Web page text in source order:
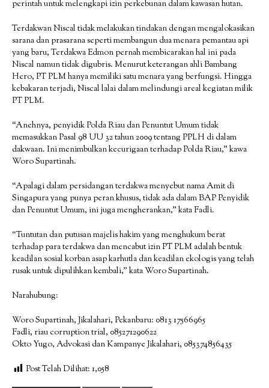
perintah untuk melengkapi izin perkebunan dalam kawasan hutan.
Terdakwan Niscal tidak melakukan tindakan dengan mengalokasikan
sarana dan prasarana seperti membangun dua menara pemantau api
yang baru, Terdakwa Edmon pernah membicarakan hal ini pada
Niscal namun tidak digubris. Menurut keterangan ahli Bambang
Hero, PT PLM hanya memiliki satu menara yang berfungsi. Hingga
kebakaran terjadi, Niscal lalai dalam melindungi areal kegiatan milik
PT PLM.
“Anehnya, penyidik Polda Riau dan Penuntut Umum tidak
memasukkan Pasal 98 UU 32 tahun 2009 tentang PPLH di dalam
dakwaan. Ini menimbulkan kecurigaan terhadap Polda Riau,” kawa
Woro Supartinah.
“Apalagi dalam persidangan terdakwa menyebut nama Amit di
Singapura yang punya peran khusus, tidak ada dalam BAP Penyidik
dan Penuntut Umum, ini juga mengherankan,” kata Fadli.
“Tuntutan dan putusan majelis hakim yang menghukum berat
terhadap para terdakwa dan mencabut izin PT PLM adalah bentuk
keadilan sosial korban asap karhutla dan keadilan ekologis yang telah
rusak untuk dipulihkan kembali,” kata Woro Supartinah.
Narahubung:
Woro Supartinah, Jikalahari, Pekanbaru: 0813 17566965
Fadli, riau corruption trial, 085271290622
Okto Yugo, Advokasi dan Kampanye Jikalahari, 085374856435
Post Telah Dilihat: 1,058